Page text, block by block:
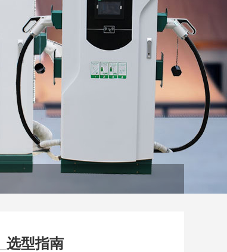
选型指南